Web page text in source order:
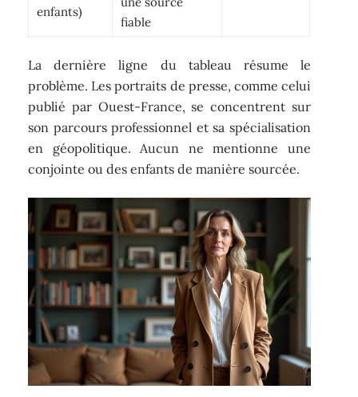
enfants)
fiable
La dernière ligne du tableau résume le
problème. Les portraits de presse, comme celui
publié par Ouest-France, se concentrent sur
son parcours professionnel et sa spécialisation
en géopolitique. Aucun ne mentionne une
conjointe ou des enfants de manière sourcée.